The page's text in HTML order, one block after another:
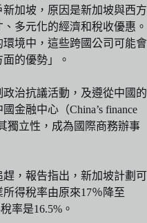
加坡，原因是新加坡與西方
多元化的經濟和稅收優惠。
境中，這些跨國公司可能會
的優勢」。
治抗議活動，及遵從中國的
金融中心（China’s finance
獨立性，成為國際商務辦事
，報告指出，新加坡計劃可
得稅率由原來17％降至
率是16.5%。